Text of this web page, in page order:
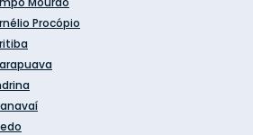
Procópio